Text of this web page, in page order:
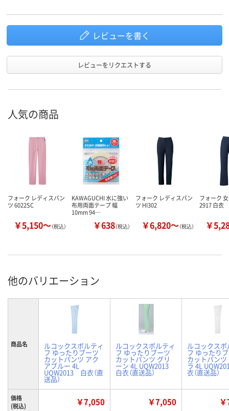
レビューを書く
レビューをリクエストする
人気の商品
フォーク レディスパン
ツ 6022SC
￥5,150～（税込）
KAWAGUCHI 水に強い
布用両面テープ 幅
10mm 94…
￥638（税込）
フォーク レディスパン
ツ HI302
￥6,820～（税込）
フォーク
2917 白衣
￥
他のバリエーション
商品名 ルコックスポルティ
フ ゆったりブーツ
カットパンツ アク
アブルー 4L
UQW2013 白衣（直
送品）
ルコックスポルティ
フ ゆったりブーツ
カットパンツ グリ
ーン 4L UQW2013
白衣（直送品）
ルコックス
フ ゆったり
カットパンツ
ラ 4L
衣（直送品）
価格
(税込)
￥7,050 ￥7,050